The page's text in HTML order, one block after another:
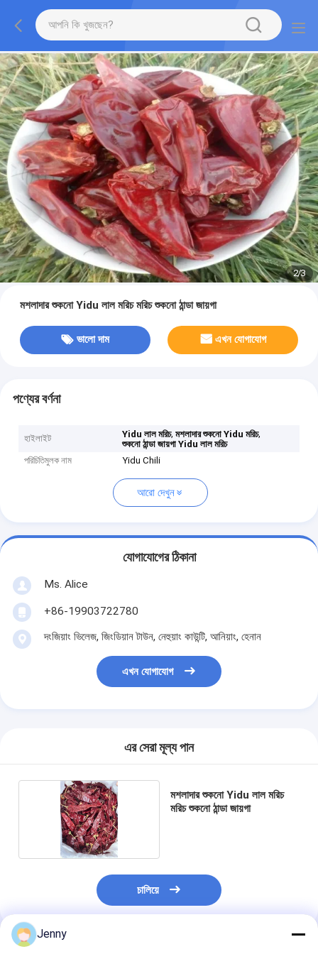
2/3
মশলাদার শুকনো Yidu লাল মরিচ মরিচ শুকনো ঠান্ডা জায়গা
ভালো দাম এখন যোগাযোগ
পণ্যের বর্ণনা
হাইলাইট Yidu লাল মরিচ,মশলাদার শুকনো Yidu মরিচ,
শুকনো ঠান্ডা জায়গা Yidu লাল মরিচ
পরিচিতিমুলক নাম
Yidu Chili
আরো দেখুন
যোগাযোগের ঠিকানা
Ms. Alice
+86-19903722780
দংজিয়াং ভিলেজ, জিংডিয়ান টাউন, নেহুয়াং কাউন্টি, আনিয়াং, হেনান
এখন যোগাযোগ
এর সেরা মূল্য পান
মশলাদার শুকনো Yidu লাল মরিচ
মরিচ শুকনো ঠান্ডা জায়গা
চালিয়ে
Jenny